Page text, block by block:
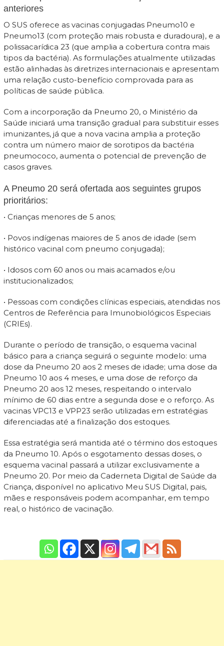
anteriores
O SUS oferece as vacinas conjugadas Pneumo10 e
Pneumo13 (com proteção mais robusta e duradoura), e a
polissacarídica 23 (que amplia a cobertura contra mais
tipos da bactéria). As formulações atualmente utilizadas
estão alinhadas às diretrizes internacionais e apresentam
uma relação custo-benefício comprovada para as
políticas de saúde pública.
Com a incorporação da Pneumo 20, o Ministério da
Saúde iniciará uma transição gradual para substituir esses
imunizantes, já que a nova vacina amplia a proteção
contra um número maior de sorotipos da bactéria
pneumococo, aumenta o potencial de prevenção de
casos graves.
A Pneumo 20 será ofertada aos seguintes grupos
prioritários:
• Crianças menores de 5 anos;
• Povos indígenas maiores de 5 anos de idade (sem
histórico vacinal com pneumo conjugada);
• Idosos com 60 anos ou mais acamados e/ou
institucionalizados;
• Pessoas com condições clínicas especiais, atendidas nos
Centros de Referência para Imunobiológicos Especiais
(CRIEs).
Durante o período de transição, o esquema vacinal
básico para a criança seguirá o seguinte modelo: uma
dose da Pneumo 20 aos 2 meses de idade; uma dose da
Pneumo 10 aos 4 meses, e uma dose de reforço da
Pneumo 20 aos 12 meses, respeitando o intervalo
mínimo de 60 dias entre a segunda dose e o reforço. As
vacinas VPC13 e VPP23 serão utilizadas em estratégias
diferenciadas até a finalização dos estoques.
Essa estratégia será mantida até o término dos estoques
da Pneumo 10. Após o esgotamento dessas doses, o
esquema vacinal passará a utilizar exclusivamente a
Pneumo 20. Por meio da Caderneta Digital de Saúde da
Criança, disponível no aplicativo Meu SUS Digital, pais,
mães e responsáveis podem acompanhar, em tempo
real, o histórico de vacinação.